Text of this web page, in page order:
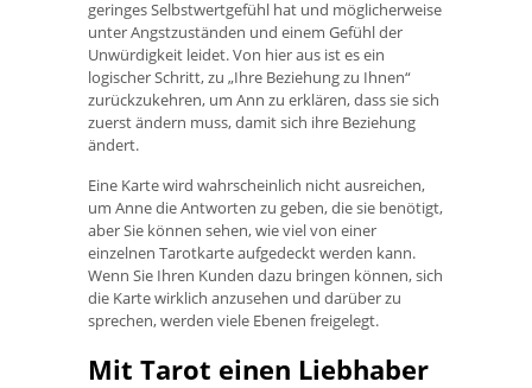
geringes Selbstwertgefühl hat und möglicherweise
unter Angstzuständen und einem Gefühl der
Unwürdigkeit leidet. Von hier aus ist es ein
logischer Schritt, zu „Ihre Beziehung zu Ihnen“
zurückzukehren, um Ann zu erklären, dass sie sich
zuerst ändern muss, damit sich ihre Beziehung
ändert.
Eine Karte wird wahrscheinlich nicht ausreichen,
um Anne die Antworten zu geben, die sie benötigt,
aber Sie können sehen, wie viel von einer
einzelnen Tarotkarte aufgedeckt werden kann.
Wenn Sie Ihren Kunden dazu bringen können, sich
die Karte wirklich anzusehen und darüber zu
sprechen, werden viele Ebenen freigelegt.
Mit Tarot einen Liebhaber